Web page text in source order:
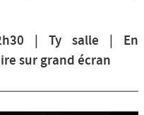
| Ty salle | En
sur grand écran